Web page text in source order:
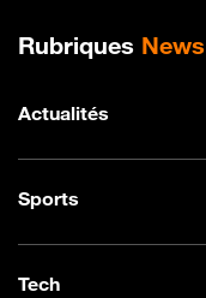
Plan de site
Rubriques News
Actualités
Sports
Tech